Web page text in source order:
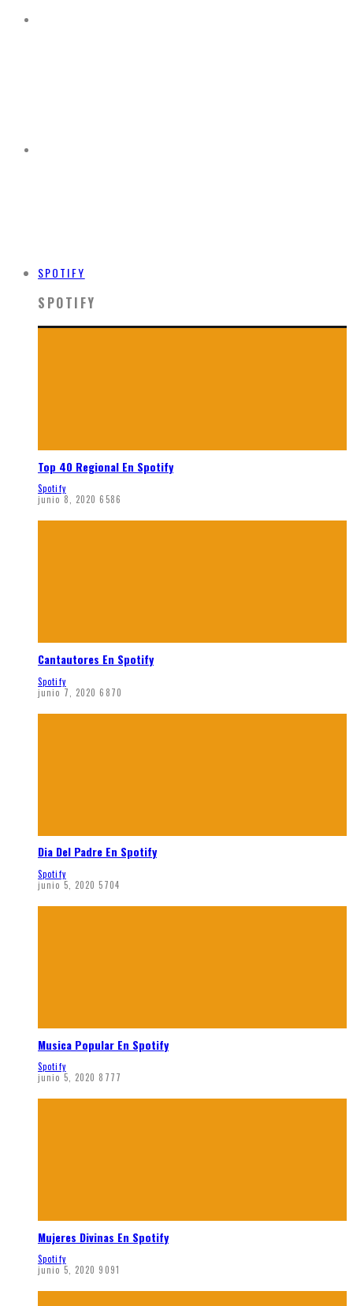
SPOTIFY
SPOTIFY
Top 40 Regional En Spotify
Spotify
junio 8, 2020 6586
Cantautores En Spotify
Spotify
junio 7, 2020 6870
Dia Del Padre En Spotify
Spotify
junio 5, 2020 5704
Musica Popular En Spotify
Spotify
junio 5, 2020 8777
Mujeres Divinas En Spotify
Spotify
junio 5, 2020 9091